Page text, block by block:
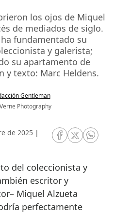
los ojos de Miquel
de mediados de siglo.
fundamentado su
y galerista;
su apartamento de
y texto: Marc Heldens.
Gentleman
Photography
de 2025 |
RRSS Facebook
RRSSRRSS
escritor y
Miquel Alzueta
perfectamente